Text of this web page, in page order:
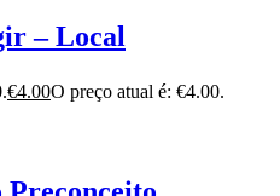
– Local
€4.00O preço atual é: €4.00.